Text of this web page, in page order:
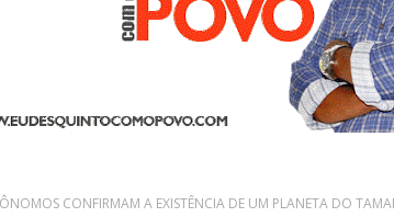
CONFIRMAM A EXISTÊNCIA DE UM PLANETA DO